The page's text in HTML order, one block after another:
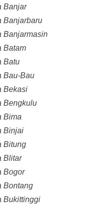
Banjar
Banjarbaru
Banjarmasin
Batam
Batu
Bau-Bau
Bekasi
Bengkulu
Bima
Binjai
Bitung
Blitar
Bogor
Bontang
Bukittinggi